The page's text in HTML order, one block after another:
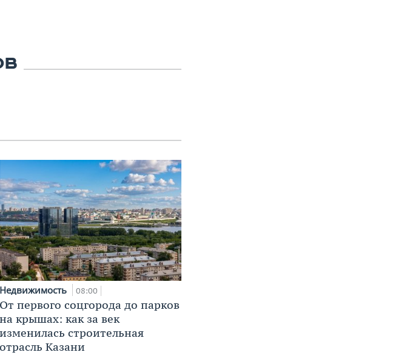
Недвижимость 08:00
От первого соцгорода до парков
на крышах: как за век
изменилась строительная
отрасль Казани